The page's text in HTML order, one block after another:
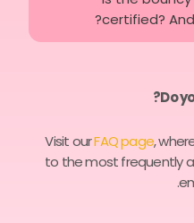
certified?
Do
Visit ourFAQ page,
to the most frequently